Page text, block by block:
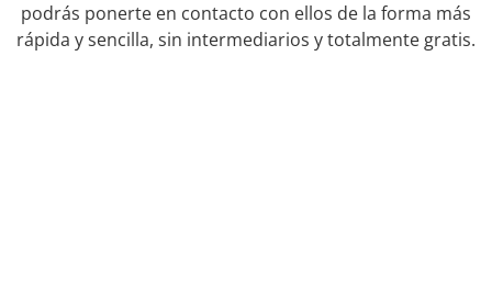
podrás ponerte en contacto con ellos de la forma más
rápida y sencilla, sin intermediarios y totalmente gratis.